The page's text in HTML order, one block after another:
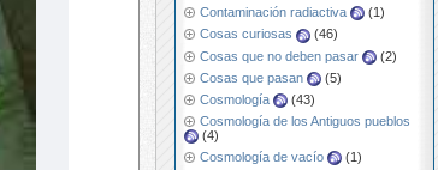
Contaminación radiactiva
(1)
Cosas curiosas
(46)
Cosas que no deben pasar
(2)
Cosas que pasan
(5)
Cosmología
(43)
Cosmología de los Antiguos pueblos
(4)
Cosmología de vacío
(1)